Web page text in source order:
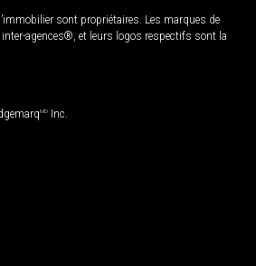
sont propriétaires. Les marques de
agences®, et leurs logos respectifs sont la
MD Inc.